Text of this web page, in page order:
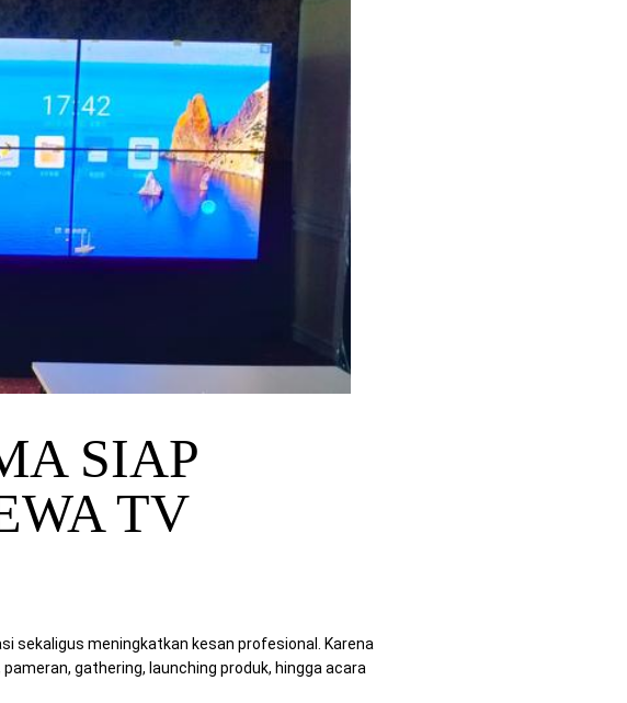
SIAP
TV
sekaligus meningkatkan kesan profesional. Karena
gathering, launching produk, hingga acara